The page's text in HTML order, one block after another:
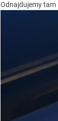
Odnajdujemy tam